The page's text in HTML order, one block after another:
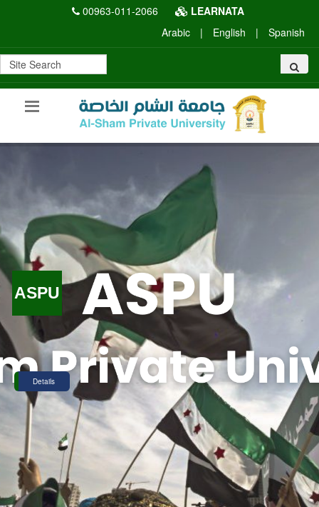
00963-011-2066
LEARNATA
Arabic
| English | Spanish
ASPU
Details